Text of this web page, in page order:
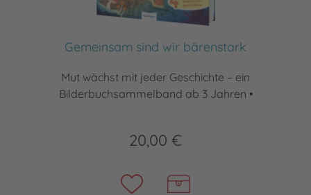
Gemeinsam sind wir bärenstark
Mut wächst mit jeder Geschichte – ein
Bilderbuchsammelband ab 3 Jahren •
20,00 €